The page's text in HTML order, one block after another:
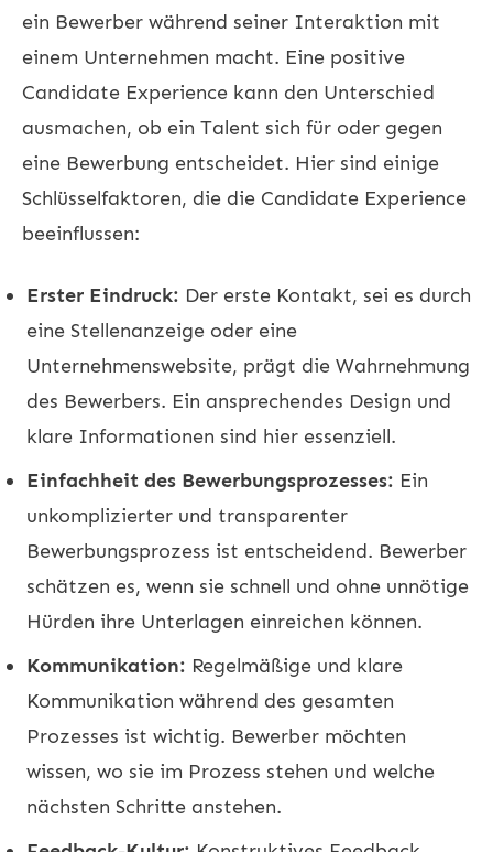
ein Bewerber während seiner Interaktion mit
einem Unternehmen macht. Eine positive
Candidate Experience kann den Unterschied
ausmachen, ob ein Talent sich für oder gegen
eine Bewerbung entscheidet. Hier sind einige
Schlüsselfaktoren, die die Candidate Experience
beeinflussen:
Erster Eindruck: Der erste Kontakt, sei es durch
eine Stellenanzeige oder eine
Unternehmenswebsite, prägt die Wahrnehmung
des Bewerbers. Ein ansprechendes Design und
klare Informationen sind hier essenziell.
Einfachheit des Bewerbungsprozesses: Ein
unkomplizierter und transparenter
Bewerbungsprozess ist entscheidend. Bewerber
schätzen es, wenn sie schnell und ohne unnötige
Hürden ihre Unterlagen einreichen können.
Kommunikation: Regelmäßige und klare
Kommunikation während des gesamten
Prozesses ist wichtig. Bewerber möchten
wissen, wo sie im Prozess stehen und welche
nächsten Schritte anstehen.